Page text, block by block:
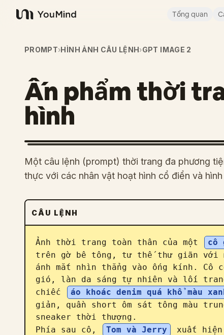
YouMind
Tổng quan
PROMPT›HÌNH ẢNH CÂU LỆNH›GPT IMAGE 2
Ấn phẩm thời
hình
Một câu lệnh (prompt) thời trang đa phương
thực với các nhân vật hoạt hình cổ điển và
CÂU LỆNH
Ảnh thời trang toàn thân của một cô
trên gờ bê tông, tư thế thư giãn với
ánh mắt nhìn thẳng vào ống kính. Cô
gió, làn da sáng tự nhiên và lối
chiếc
áo khoác denim quá khổ màu
giản, quần short ôm sát tông màu
sneaker thời thượng.
Phía sau cô,
Tom và Jerry
xuất hiện